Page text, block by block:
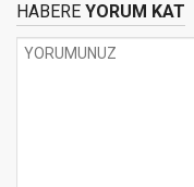
HABERE YORUM KAT